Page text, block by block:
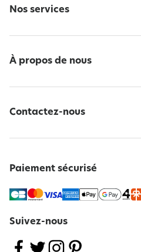
Nos services
À propos de nous
Contactez-nous
Paiement sécurisé
Suivez-nous